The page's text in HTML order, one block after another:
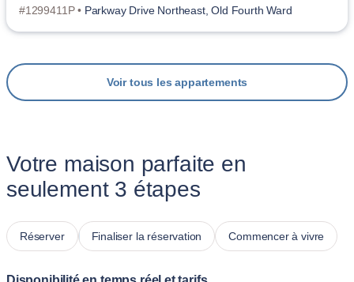
#1299411P • Parkway Drive Northeast, Old Fourth Ward
Voir tous les appartements
Votre maison parfaite en
seulement 3 étapes
Réserver Finaliser la réservation Commencer à vivre